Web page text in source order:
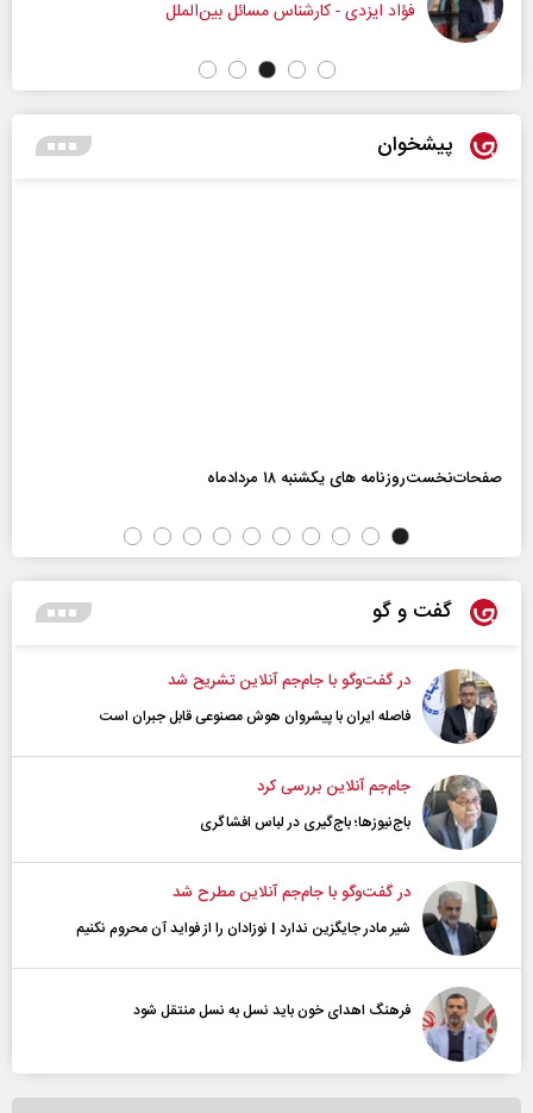
فؤاد ایزدی - کارشناس مسائل بین‌الملل
پیشخوان
صفحات‌نخست‌روزنامه ها‌ی یکشنبه ۱۸ مردادماه
گفت و گو
در گفت‌و‌گو با جام‌جم آنلاین تشریح شد
فاصله ایران با پیشرو‌ان هوش مصنوعی قابل جبران است
جام‌جم آنلاین بررسی کرد
باج‌نیوزها؛ باج‌گیری در لباس افشاگری
در گفت‌و‌گو با جام‌جم آنلاین مطرح شد
شیر مادر جایگزین ندارد | نوزادان را از فواید آن محروم نکنیم
فرهنگ اهدای خون باید نسل به نسل منتقل شود